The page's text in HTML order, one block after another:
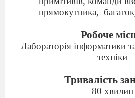
прямокутника,
Робоче
Лабораторія інформатики
техніки
Тривалість
80 хвилин